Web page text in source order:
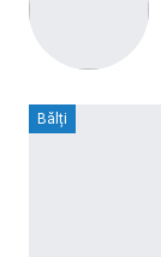
Bălți